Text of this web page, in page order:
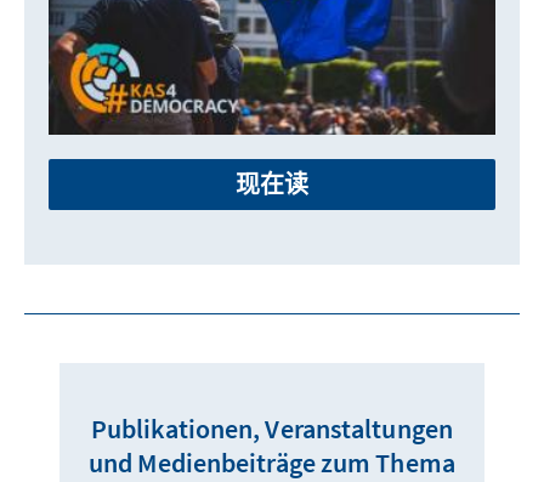
现在读
Publikationen, Veranstaltungen
und Medienbeiträge zum Thema